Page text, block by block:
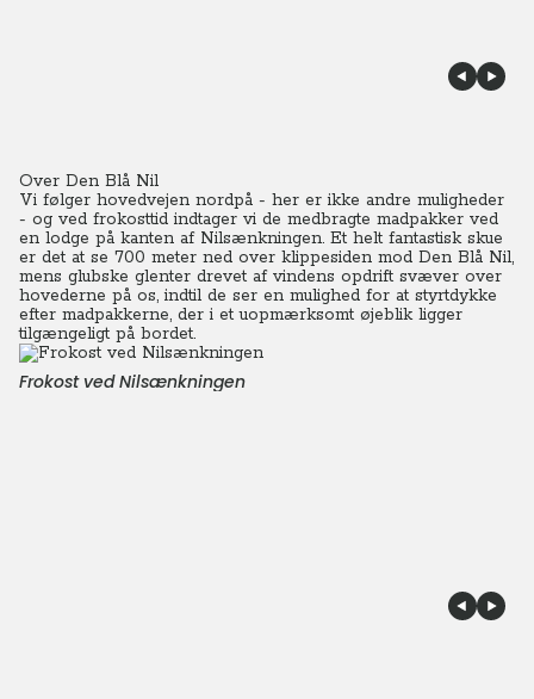
Over Den Blå Nil
Vi følger hovedvejen nordpå - her er ikke andre muligheder
- og ved frokosttid indtager vi de medbragte madpakker ved
en lodge på kanten af Nilsænkningen. Et helt fantastisk skue
er det at se 700 meter ned over klippesiden mod Den Blå Nil,
mens glubske glenter drevet af vindens opdrift svæver over
hovederne på os, indtil de ser en mulighed for at styrtdykke
efter madpakkerne, der i et uopmærksomt øjeblik ligger
tilgængeligt på bordet.
Frokost ved Nilsænkningen